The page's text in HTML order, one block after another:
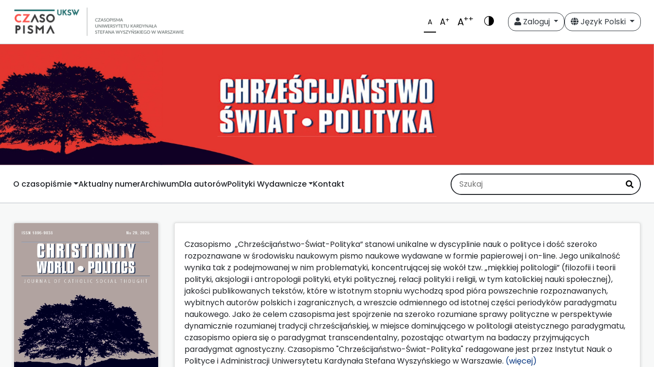
A A+ A++ Zaloguj Język Polski
O czasopiśmie Aktualny numerArchiwumDla autorówPolityki Wydawnicze Kontakt
Czasopismo „Chrześcijaństwo-Świat-Polityka” stanowi unikalne w dyscyplinie nauk o polityce i dość szeroko
rozpoznawane w środowisku naukowym pismo naukowe wydawane w formie papierowej i on-line. Jego unikalność
wynika tak z podejmowanej w nim problematyki, koncentrującej się wokół tzw. „miękkiej politologii” (filozofii i teorii
polityki, aksjologii i antropologii polityki, etyki politycznej, relacji polityki i religii, w tym katolickiej nauki społecznej),
jakości publikowanych tekstów, które w istotnym stopniu wychodzą spod pióra powszechnie rozpoznawanych,
wybitnych autorów polskich i zagranicznych, a wreszcie odmiennego od istotnej części periodyków paradygmatu
naukowego. Jako że celem czasopisma jest spojrzenie na szeroko rozumiane sprawy polityczne w perspektywie
dynamicznie rozumianej tradycji chrześcijańskiej, w miejsce dominującego w politologii ateistycznego paradygmatu,
czasopismo opiera się o paradygmat transcendentalny, pozostając otwartym na badaczy przyjmujących
paradygmat agnostyczny. Czasopismo "Chrześcijaństwo-Świat-Polityka" redagowane jest przez Instytut Nauk o
Polityce i Administracji Uniwersytetu Kardynała Stefana Wyszyńskiego w Warszawie. (więcej)